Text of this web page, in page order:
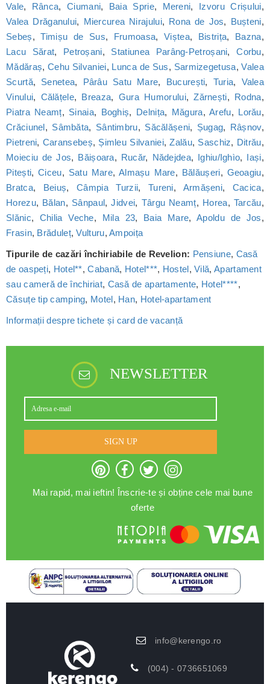
Vale, Rânca,Ciumani, Baia Sprie, Mereni, Izvoru Crișului,
Valea Drăganului, Miercurea Nirajului, Rona de Jos, Bușteni,
Sebeș,Timișu de Sus, Frumoasa,Viștea, Bistrița, Bazna,
Lacu Sărat, Petroșani, Statiunea Parâng-Petroșani,Corbu,
Mădăraș,Cehu Silvaniei, Lunca de Sus, Sarmizegetusa,Valea
Scurtă, Senetea, Pârâu Satu Mare, București, Turia, Valea
Vinului, Călățele, Breaza, Gura Humorului,Zărnești, Rodna,
Piatra Neamț, Sinaia, Boghiș, Delnița, Măgura,Arefu, Lorău,
Crăciunel, Sâmbăta, Sântimbru, Săcălășeni, Șugag, Râșnov,
Pietreni, Caransebeș, Șimleu Silvaniei,Zalău, Saschiz, Ditrău,
Moieciu de Jos, Băișoara, Rucăr, Nădejdea, Ighiu/Ighìo, Iași,
Pitești,Ciceu, Satu Mare, Almașu Mare, Bălăușeri, Geoagiu,
Bratca, Beiuș, Câmpia Turzii, Tureni, Armășeni, Cacica,
Horezu, Bălan, Sânpaul,Jidvei, Târgu Neamț, Horea, Tarcău,
Slănic, Chilia Veche, Mila 23, Baia Mare,Apoldu de Jos,
Frasin, Brăduleț,Vulturu,Ampoița
Tipurile de cazări închiriabile de Revelion: Pensiune, Casă
de oaspeți, Hotel**,Cabană, Hotel***, Hostel,Vilă, Apartament
sau cameră de închiriat, Casă de apartamente, Hotel****,
Căsuțe tip camping, Motel, Han, Hotel-apartament
Informații despre tichete și card de vacanță
NEWSLETTER
SIGN UP
Mai rapid, mai ieftin! Înscrie-te și obține cele mai bune
oferte
info@kerengo.ro
(004) - 0736651069